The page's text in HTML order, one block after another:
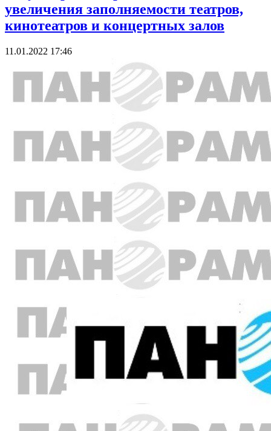
увеличения заполняемости театров,
кинотеатров и концертных залов
11.01.2022 17:46